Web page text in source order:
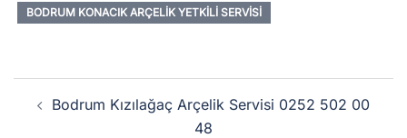
BODRUM KONACIK ARÇELIK YETKILI SERVISI
Yazı
dolaşımı
Bodrum Kızılağaç Arçelik Servisi 0252 502 00
48